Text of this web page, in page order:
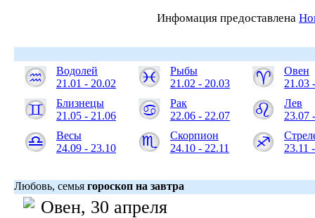
Инфомация предоставлена
Водолей
21.01 - 20.02
Рыбы
21.02 - 20.03
Овен
21.03
Близнецы
21.05 - 21.06
Рак
22.06 - 22.07
Лев
23.07
Весы
24.09 - 23.10
Скорпион
24.10 - 22.11
23.11
Любовь, семья гороскоп на завтра
Овен, 30 апреля